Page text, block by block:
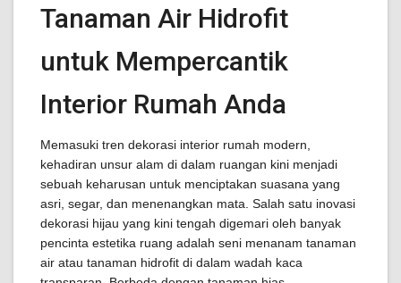
Tanaman Air Hidrofit
untuk Mempercantik
Interior Rumah Anda
Memasuki tren dekorasi interior rumah modern,
kehadiran unsur alam di dalam ruangan kini menjadi
sebuah keharusan untuk menciptakan suasana yang
asri, segar, dan menenangkan mata. Salah satu inovasi
dekorasi hijau yang kini tengah digemari oleh banyak
pencinta estetika ruang adalah seni menanam tanaman
air atau tanaman hidrofit di dalam wadah kaca